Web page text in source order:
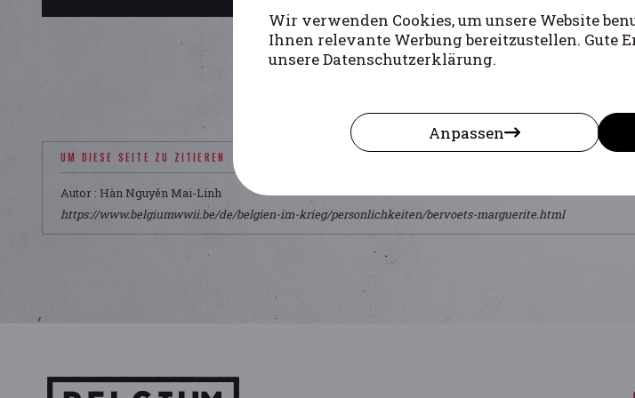
UM DIESE SEITE ZU ZITIEREN
Autor : Hàn Nguyên Mai-Linh
https://www.belgiumwwii.be/de/belgien-im-krieg/personlichkeiten/bervoets-marguerite.html
Wir verwenden Cookies, um unsere Website
Ihnen relevante Werbung bereitzustellen. Gute
unsere Datenschutzerklärung.
Anpassen